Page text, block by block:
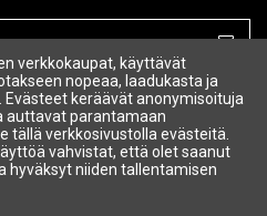
verkkokaupat, käyttävät
nopeaa, laadukasta ja
keräävät anonymisoituja
auttavat parantamaan
tällä verkkosivustolla evästeitä.
vahvistat, että olet saanut
hyväksyt niiden tallentamisen